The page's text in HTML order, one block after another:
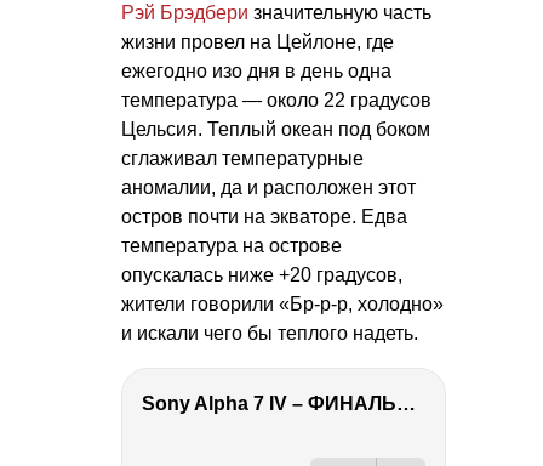
Рэй Брэдбери значительную часть
жизни провел на Цейлоне, где
ежегодно изо дня в день одна
температура — около 22 градусов
Цельсия. Теплый океан под боком
сглаживал температурные
аномалии, да и расположен этот
остров почти на экваторе. Едва
температура на острове
опускалась ниже +20 градусов,
жители говорили «Бр-р-р, холодно»
и искали чего бы теплого надеть.
Sony Alpha 7 IV – ФИНАЛЬНЫЙ ОБЗОР